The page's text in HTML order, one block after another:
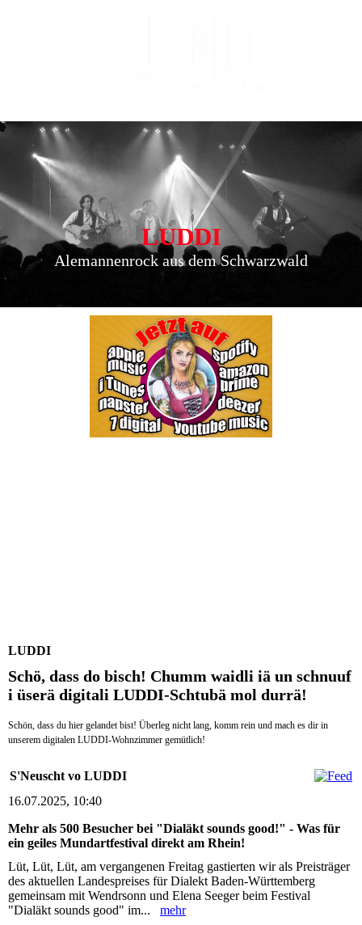
LUDDI
Alemannenrock aus dem Schwarzwald
LUDDI
Schö, dass do bisch! Chumm waidli iä un schnuuf
i üserä digitali LUDDI-Schtubä mol durrä!
Schön, dass du hier gelandet bist! Überleg nicht lang, komm rein und mach es dir in
unserem digitalen LUDDI-Wohnzimmer gemütlich!
S'Neuscht vo LUDDI
16.07.2025, 10:40
Mehr als 500 Besucher bei "Dialäkt sounds good!" - Was für
ein geiles Mundartfestival direkt am Rhein!
Lüt, Lüt, Lüt, am vergangenen Freitag gastierten wir als Preisträger
des aktuellen Landespreises für Dialekt Baden-Württemberg
gemeinsam mit Wendrsonn und Elena Seeger beim Festival
"Dialäkt sounds good" im... mehr